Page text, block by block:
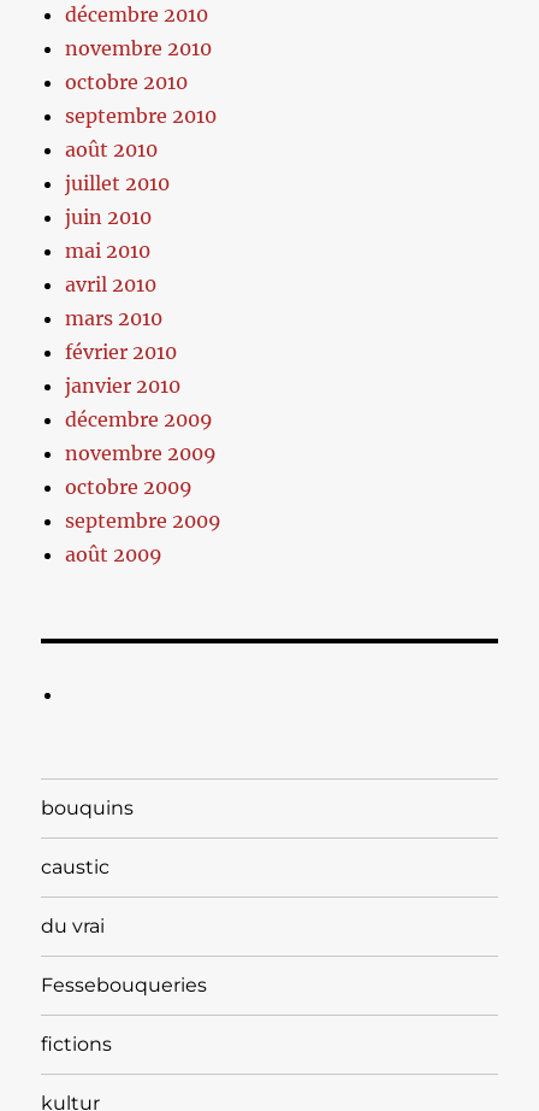
décembre 2010
novembre 2010
octobre 2010
septembre 2010
août 2010
juillet 2010
juin 2010
mai 2010
avril 2010
mars 2010
février 2010
janvier 2010
décembre 2009
novembre 2009
octobre 2009
septembre 2009
août 2009
bouquins
caustic
du vrai
Fessebouqueries
fictions
kultur